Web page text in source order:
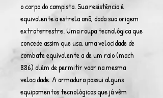
o corpo do campista. Sua resistência é
equivalente a estrela anã, dada sua origem
extraterrestre. Uma roupa tecnológica que
concede assim que usa, uma velocidade de
combate equivalente a de um raio (mach
886) além de permitir voar na mesma
velocidade. A armadura possui alguns
equipamentos tecnológicos que já vêm